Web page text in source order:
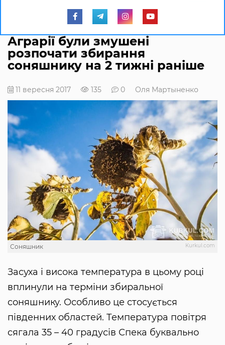
Аграрії були змушені
розпочати збирання
соняшнику на 2 тижні раніше
11 вересня 2017 135 0 Оля Мартыненко
Kurkul.com
Соняшник
Засуха і висока температура в цьому році
вплинули на терміни збиральної
соняшнику. Особливо це стосується
південних областей. Температура повітря
сягала 35 – 40 градусів Спека буквально